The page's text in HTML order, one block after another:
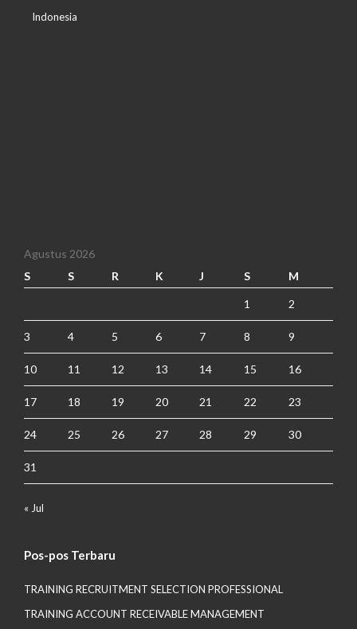
Indonesia
Agustus 2026
S
S R K J S M
1 2
3 4 5 6 7 8 9
10 11 12 13 14 15 16
17 18 19 20 21 22 23
24 25 26 27 28 29 30
31
« Jul
Pos-pos Terbaru
TRAINING RECRUITMENT SELECTION PROFESSIONAL
TRAINING ACCOUNT RECEIVABLE MANAGEMENT